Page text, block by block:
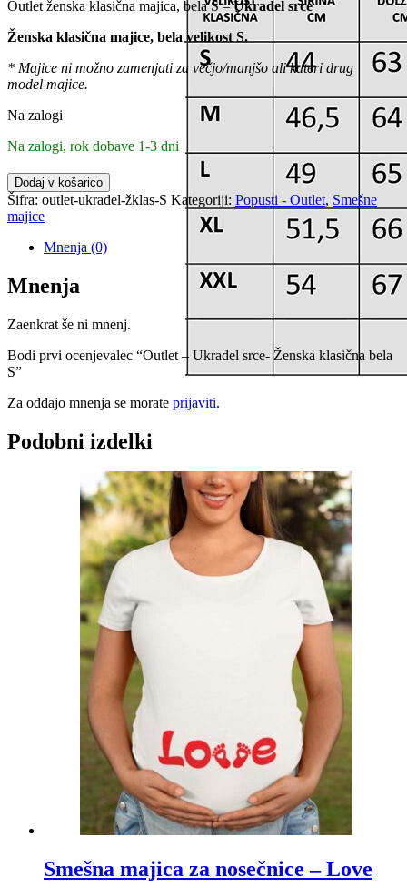
je
13,90 €.
je:
Outlet ženska klasična majica, bela S –Ukradel srce
Ženska klasična majice, bela velikost S.
* Majice ni možno zamenjati za večjo/manjšo ali kateri drug
model majice.
Na zalogi
Na zalogi, rok dobave 1-3 dni
Outlet
-
Ukradel
srce-
Ženska
bela
S
Dodaj v košarico
Šifra: outlet-ukradel-žklas-S Kategoriji: Popusti - Outlet, Smešne
majice
Mnenja (0)
Mnenja
Zaenkrat še ni mnenj.
Bodi prvi ocenjevalec “Outlet – Ukradel srce- Ženska klasična bela
S”
Za oddajo mnenja se morate prijaviti.
Podobni izdelki
Smešna majica za nosečnice – Love